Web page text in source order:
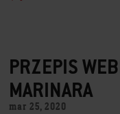
PRZEPIS
MARINARA
mar 25, 2020